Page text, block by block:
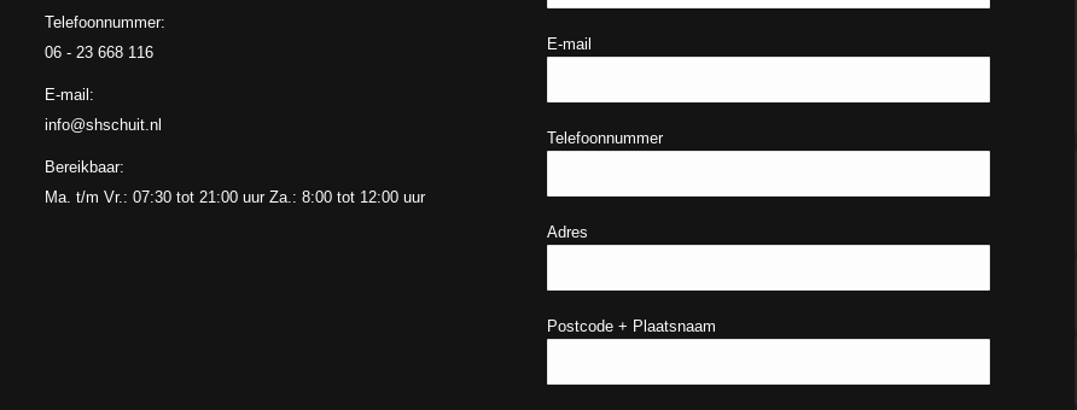
Telefoonnummer:
06 - 23 668 116
E-mail:
info@shschuit.nl
Bereikbaar:
Ma. t/m Vr.: 07:30 tot 21:00 uur Za.: 8:00 tot 12:00 uur
E-mail
Telefoonnummer
Adres
Postcode + Plaatsnaam